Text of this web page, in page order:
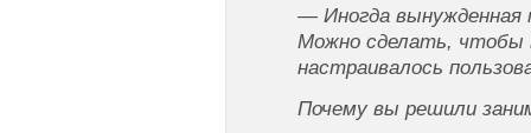
— Иногда вынужденная
Можно сделать, чтобы
настраивалось
Почему вы решили